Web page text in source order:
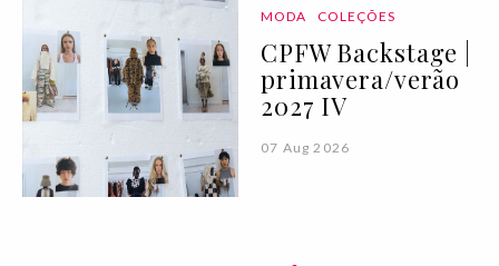
MODA COLEÇÕES
CPFW Backstage |
primavera/verão
2027 IV
07 Aug 2026